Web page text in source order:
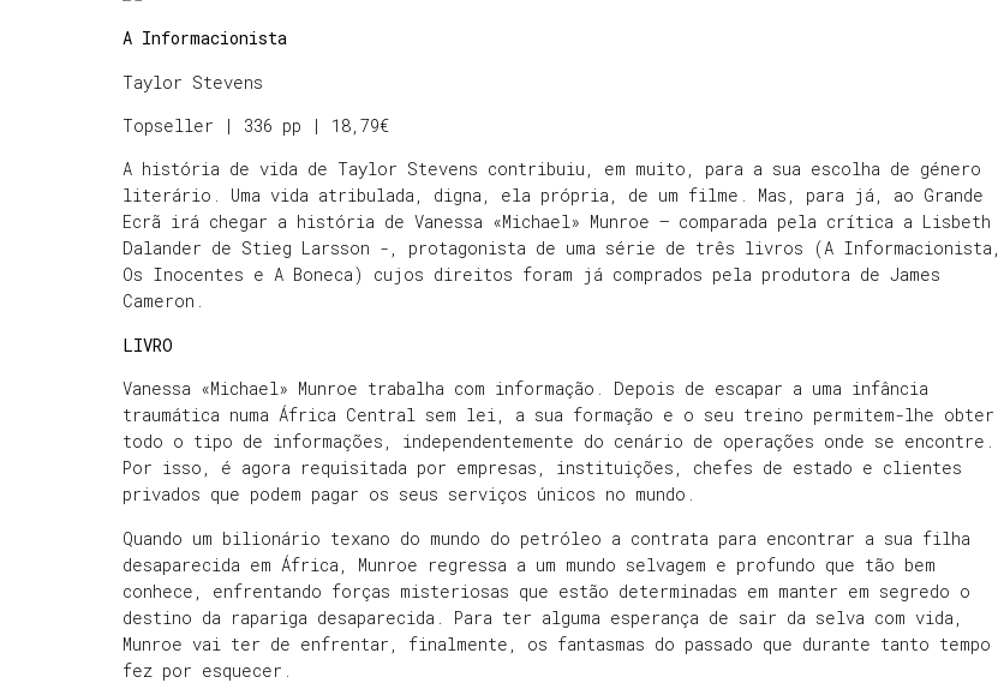
A Informacionista
Taylor Stevens
Topseller | 336 pp | 18,79€
A história de vida de Taylor Stevens contribuiu, em muito, para a sua escolha de género
literário. Uma vida atribulada, digna, ela própria, de um filme. Mas, para já, ao Grande
Ecrã irá chegar a história de Vanessa «Michael» Munroe – comparada pela crítica a Lisbeth
Dalander de Stieg Larsson -, protagonista de uma série de três livros (A Informacionista,
Os Inocentes e A Boneca) cujos direitos foram já comprados pela produtora de James
Cameron.
LIVRO
Vanessa «Michael» Munroe trabalha com informação. Depois de escapar a uma infância
traumática numa África Central sem lei, a sua formação e o seu treino permitem-lhe obter
todo o tipo de informações, independentemente do cenário de operações onde se encontre.
Por isso, é agora requisitada por empresas, instituições, chefes de estado e clientes
privados que podem pagar os seus serviços únicos no mundo.
Quando um bilionário texano do mundo do petróleo a contrata para encontrar a sua filha
desaparecida em África, Munroe regressa a um mundo selvagem e profundo que tão bem
conhece, enfrentando forças misteriosas que estão determinadas em manter em segredo o
destino da rapariga desaparecida. Para ter alguma esperança de sair da selva com vida,
Munroe vai ter de enfrentar, finalmente, os fantasmas do passado que durante tanto tempo
fez por esquecer.